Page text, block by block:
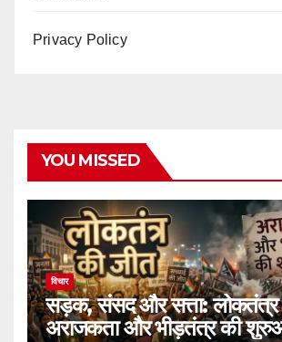
Privacy Policy
YOU MISSED
विचार
सड़क, संसद और सत्ता: लोकतंत्र
अराजकता और भीड़तंत्र की